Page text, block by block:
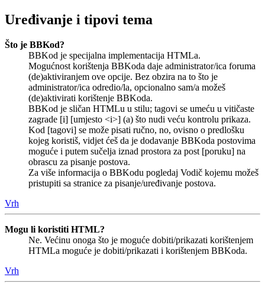
Uređivanje i tipovi tema
Što je BBKod?
BBKod je specijalna implementacija HTMLa.
Mogućnost korištenja BBKoda daje administrator/ica foruma
(de)aktiviranjem ove opcije. Bez obzira na to što je
administrator/ica odredio/la, opcionalno sam/a možeš
(de)aktivirati korištenje BBKoda.
BBKod je sličan HTMLu u stilu; tagovi se umeću u vitičaste
zagrade [i] [umjesto <i>] (a) što nudi veću kontrolu prikaza.
Kod [tagovi] se može pisati ručno, no, ovisno o predlošku
kojeg koristiš, vidjet ćeš da je dodavanje BBKoda postovima
moguće i putem sučelja iznad prostora za post [poruku] na
obrascu za pisanje postova.
Za više informacija o BBKodu pogledaj Vodič kojemu možeš
pristupiti sa stranice za pisanje/uređivanje postova.
Vrh
Mogu li koristiti HTML?
Ne. Većinu onoga što je moguće dobiti/prikazati korištenjem
HTMLa moguće je dobiti/prikazati i korištenjem BBKoda.
Vrh